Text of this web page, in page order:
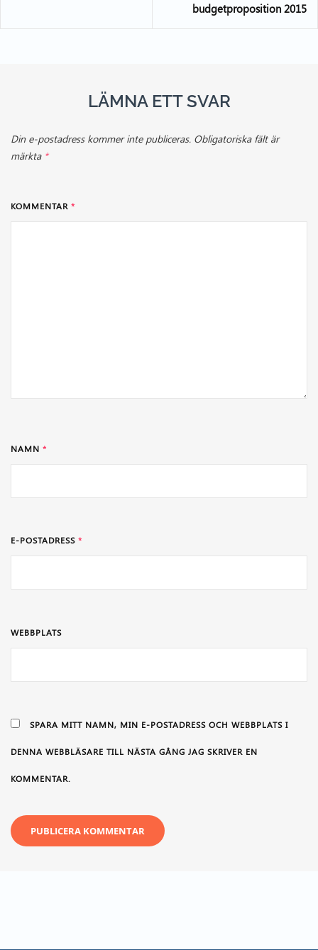
budgetproposition 2015
LÄMNA ETT SVAR
Din e-postadress kommer inte publiceras. Obligatoriska fält är
märkta *
KOMMENTAR *
NAMN *
E-POSTADRESS *
WEBBPLATS
SPARA MITT NAMN, MIN E-POSTADRESS OCH WEBBPLATS I
DENNA WEBBLÄSARE TILL NÄSTA GÅNG JAG SKRIVER EN
KOMMENTAR.